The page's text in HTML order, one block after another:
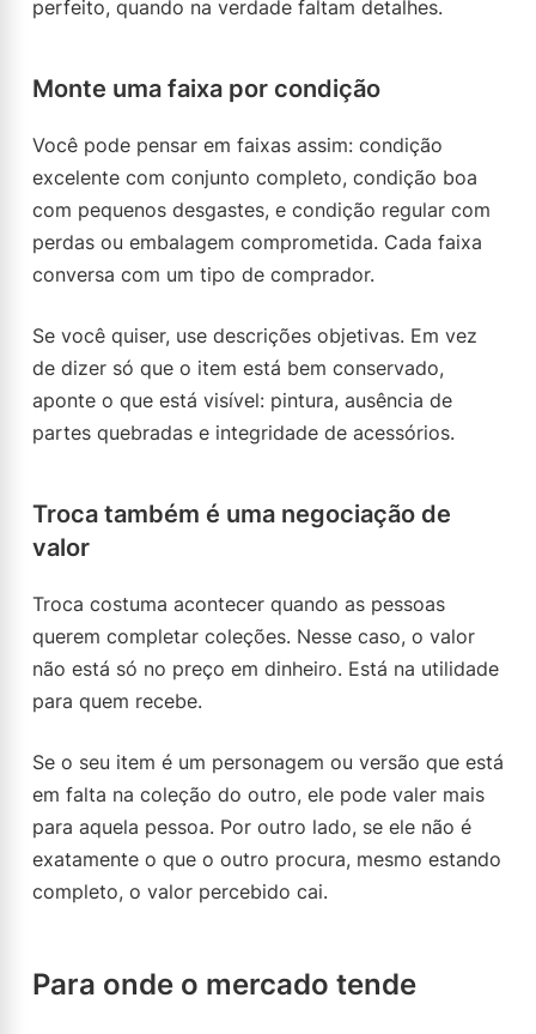
perfeito, quando na verdade faltam detalhes.
Monte uma faixa por condição
Você pode pensar em faixas assim: condição
excelente com conjunto completo, condição boa
com pequenos desgastes, e condição regular com
perdas ou embalagem comprometida. Cada faixa
conversa com um tipo de comprador.
Se você quiser, use descrições objetivas. Em vez
de dizer só que o item está bem conservado,
aponte o que está visível: pintura, ausência de
partes quebradas e integridade de acessórios.
Troca também é uma negociação de
valor
Troca costuma acontecer quando as pessoas
querem completar coleções. Nesse caso, o valor
não está só no preço em dinheiro. Está na utilidade
para quem recebe.
Se o seu item é um personagem ou versão que está
em falta na coleção do outro, ele pode valer mais
para aquela pessoa. Por outro lado, se ele não é
exatamente o que o outro procura, mesmo estando
completo, o valor percebido cai.
Para onde o mercado tende